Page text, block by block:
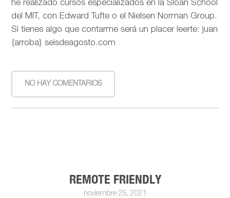
he realizado cursos especializados en la Sloan School
del MIT, con Edward Tufte o el Nielsen Norman Group.
Si tienes algo que contarme será un placer leerte: juan
{arroba} seisdeagosto.com
NO HAY COMENTARIOS
REMOTE FRIENDLY
noviembre 25, 2021